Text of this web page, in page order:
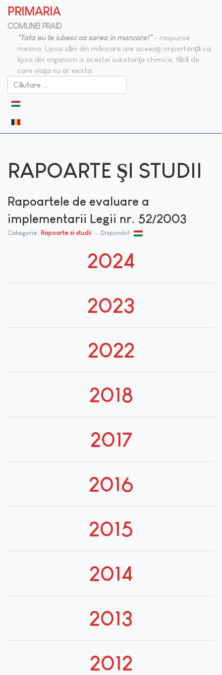
PRIMARIA
COMUNEI PRAID
"Tata eu te iubesc ca sarea in mancare!"- raspunse
mezina. Lipsa sării din mâncare are aceeaşi importanţă ca
lipsa din organism a acestei substanţe chimice, fără de
care viaţa nu ar exista.
RAPOARTE ŞI STUDII
Rapoartele de evaluare a
implementarii Legii nr. 52/2003
Categorie: Rapoarte si studii Disponibil:
2024
2023
2022
2018
2017
2016
2015
2014
2013
2012